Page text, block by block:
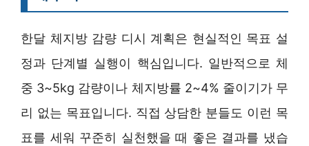
한달 체지방 감량 디시 계획은 현실적인 목표 설
정과 단계별 실행이 핵심입니다. 일반적으로 체
중 3~5kg 감량이나 체지방률 2~4% 줄이기가 무
리 없는 목표입니다. 직접 상담한 분들도 이런 목
표를 세워 꾸준히 실천했을 때 좋은 결과를 냈습